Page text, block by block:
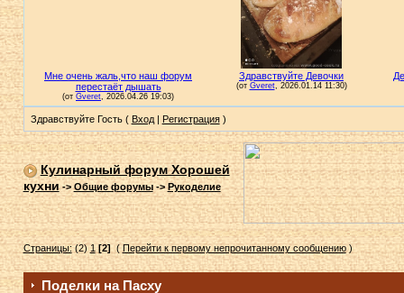
Здравствуйте Гость ( Вход| Регистрация)
Кулинарный форум Хорошей
кухни->Общие форумы-> Рукоделие
Страницы:(2) 1 [2](Перейти к первому непрочитанному сообщению)
Поделки на Пасху